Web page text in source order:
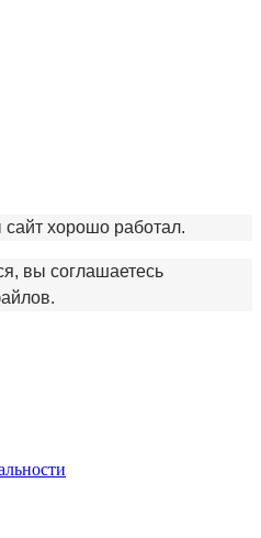
хорошо работал.
вы соглашаетесь